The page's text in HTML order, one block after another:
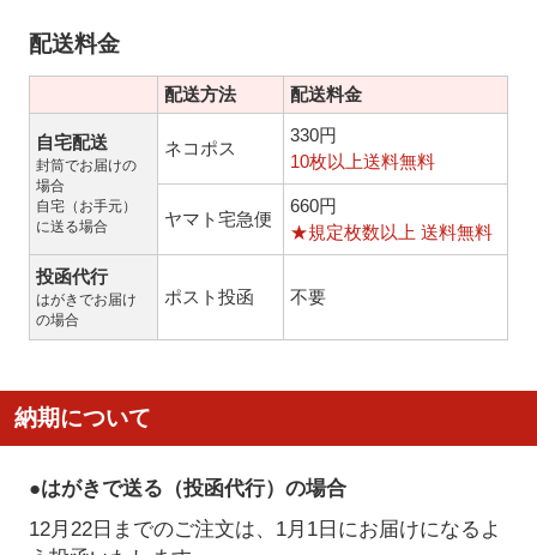
配送料金
配送方法 配送料金
自宅配送
封筒でお届けの
場合
自宅（お手元）
に送る場合
ネコポス
330円
10枚以上送料無料
ヤマト宅急便
660円
★規定枚数以上 送料無料
投函代行
はがきでお届け
の場合
ポスト投函 不要
納期について
●はがきで送る（投函代行）の場合
12月22日までのご注文は、1月1日にお届けになるよ